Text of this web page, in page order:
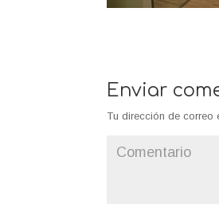
Enviar
Tu dirección de correo